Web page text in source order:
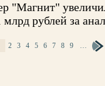
"Магнит"
рублей за
2 3 4 5 6 7 8 9 …